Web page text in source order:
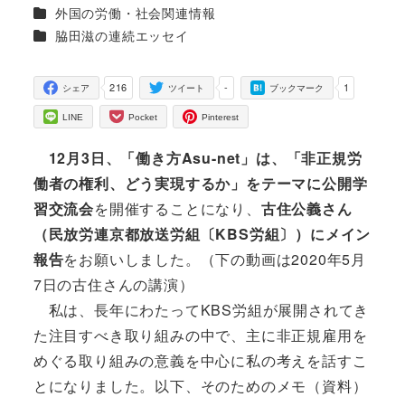
カテゴリー
外国の労働・社会関連情報
カテゴリー
脇田滋の連続エッセイ
216
シェア -
ツイート 1
ブックマーク
LINE Pocket Pinterest
12月3日、「働き方Asu-net」は、「非正規労
働者の権利、どう実現するか」をテーマに公開学
習交流会を開催することになり、 古住公義さん
（民放労連京都放送労組〔KBS労組〕）にメイン
報告をお願いしました。（下の動画は2020年5月
7日の古住さんの講演）
私は、長年にわたってKBS労組が展開されてき
た注目すべき取り組みの中で、主に非正規雇用を
めぐる取り組みの意義を中心に私の考えを話すこ
とになりました。以下、そのためのメモ（資料）